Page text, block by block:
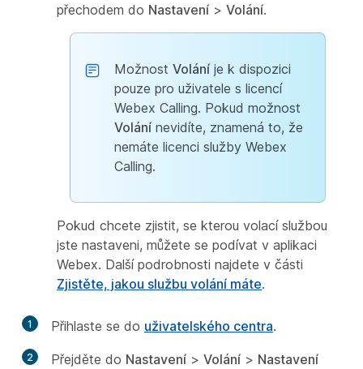
přechodem do Nastavení > Volání.
Možnost Volání je k dispozici
pouze pro uživatele s licencí
Webex Calling. Pokud možnost
Volání nevidíte, znamená to, že
nemáte licenci služby Webex
Calling.
Pokud chcete zjistit, se kterou volací službou
jste nastaveni, můžete se podívat v aplikaci
Webex. Další podrobnosti najdete v části
Zjistěte, jakou službu volání máte.
1 Přihlaste se do uživatelského centra.
2 Přejděte do Nastavení > Volání > Nastavení